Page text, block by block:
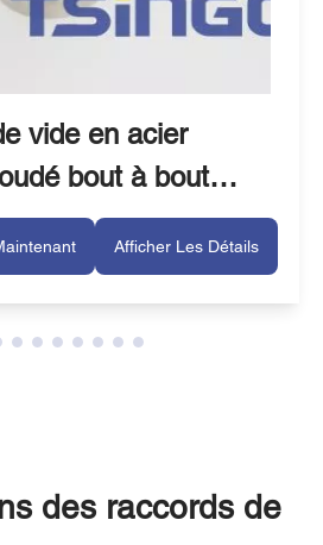
vide en acier
bout à bout
raccord de tuyau
pièces de moto
Afficher Les Détails
des raccords de